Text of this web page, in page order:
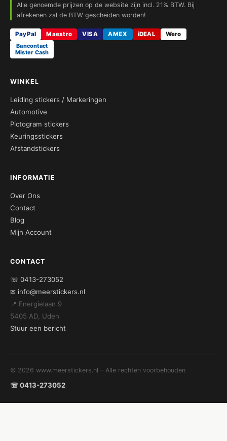
Alle genoemde prijzen op de website zijn incl. 21% BTW. Bij
afrekenen zal de BTW gescheiden worden!
PayPal Maestro VISA AMEX iDEAL
Wero
Bancontact
Mister Cash
WINKEL
Leiding stickers / Markeringen
Automotive
Pictogram stickers
Keuringsstickers
Afstandstickers
INFORMATIE
Over Ons
Contact
Blog
Mijn Account
CONTACT
☏ 0413-273052
✉ info@meerstickers.nl
📍 Energielaan 9
5405 AD, Uden
Stuur een bericht
© 2026 www.meerstickers.nl – Alle rechten voorbehouden
☏ 0413-273052